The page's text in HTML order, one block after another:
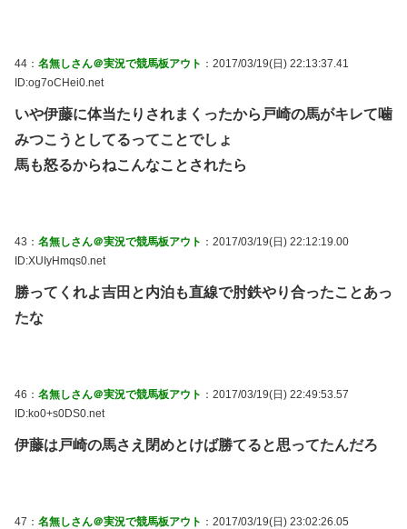
44： 名無しさん＠実況で競馬板アウト ：2017/03/19(日) 22:13:37.41
ID:og7oCHei0.net
いや伊藤に体当たりされまくったから戸崎の馬がキレて噛
みつこうとしてるってことでしょ
馬も怒るからねこんなことされたら
43： 名無しさん＠実況で競馬板アウト ：2017/03/19(日) 22:12:19.00
ID:XUIyHmqs0.net
勝ってくれよ吉田と内泊も直線で肘鉄やり合ったことあっ
たな
46： 名無しさん＠実況で競馬板アウト ：2017/03/19(日) 22:49:53.57
ID:ko0+s0DS0.net
伊藤は戸崎の馬さえ閉めとけば勝てると思ってたんだろ
47： 名無しさん＠実況で競馬板アウト ：2017/03/19(日) 23:02:26.05